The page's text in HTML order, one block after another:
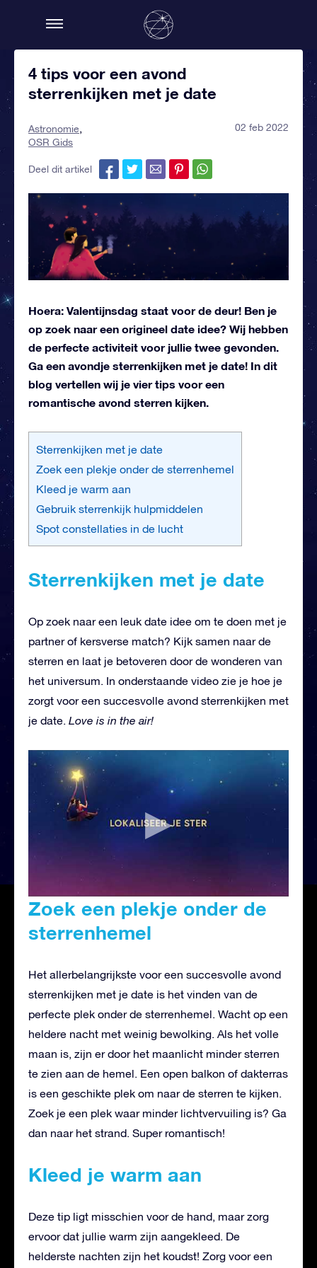
4 tips voor een avond
sterrenkijken met je date
Astronomie
OSR Gids
02 feb 2022
Deel dit artikel
Hoera: Valentijnsdag staat voor de deur! Ben je
op zoek naar een origineel date idee? Wij hebben
de perfecte activiteit voor jullie twee gevonden.
Ga een avondje sterrenkijken met je date! In dit
blog vertellen wij je vier tips voor een
romantische avond sterren kijken.
Sterrenkijken met je date
Zoek een plekje onder de sterrenhemel
Kleed je warm aan
Gebruik sterrenkijk hulpmiddelen
Spot constellaties in de lucht
Sterrenkijken met je date
Op zoek naar een leuk date idee om te doen met je
partner of kersverse match? Kijk samen naar de
sterren en laat je betoveren door de wonderen van
het universum. In onderstaande video zie je hoe je
zorgt voor een succesvolle avond sterrenkijken met
je date. Love is in the air!
Zoek een plekje onder de
sterrenhemel
Het allerbelangrijkste voor een succesvolle avond
sterrenkijken met je date is het vinden van de
perfecte plek onder de sterrenhemel. Wacht op een
heldere nacht met weinig bewolking. Als het volle
maan is, zijn er door het maanlicht minder sterren
te zien aan de hemel. Een open balkon of dakterras
is een geschikte plek om naar de sterren te kijken.
Zoek je een plek waar minder lichtvervuiling is? Ga
dan naar het strand. Super romantisch!
Kleed je warm aan
Deze tip ligt misschien voor de hand, maar zorg
ervoor dat jullie warm zijn aangekleed. De
helderste nachten zijn het koudst! Zorg voor een